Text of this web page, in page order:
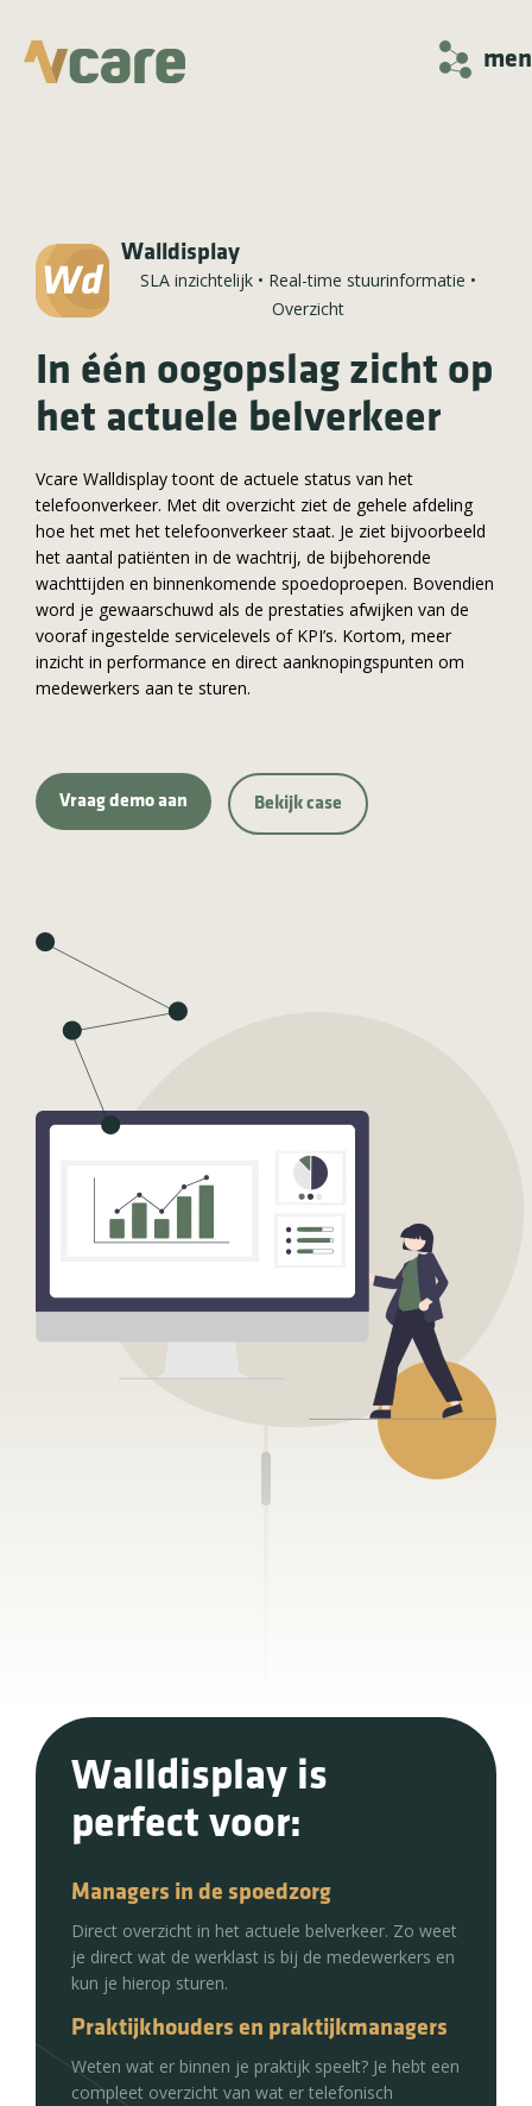
Walldisplay
SLA inzichtelijk • Real-time stuurinformatie •
Overzicht
In één oogopslag zicht op
het actuele belverkeer
Vcare Walldisplay toont de actuele status van het
telefoonverkeer. Met dit overzicht ziet de gehele afdeling
hoe het met het telefoonverkeer staat. Je ziet bijvoorbeeld
het aantal patiënten in de wachtrij, de bijbehorende
wachttijden en binnenkomende spoedoproepen. Bovendien
word je gewaarschuwd als de prestaties afwijken van de
vooraf ingestelde servicelevels of KPI’s. Kortom, meer
inzicht in performance en direct aanknopingspunten om
medewerkers aan te sturen.
Vraag demo aan Bekijk case
Walldisplay is
perfect voor:
Managers in de spoedzorg
Direct overzicht in het actuele belverkeer. Zo weet
je direct wat de werklast is bij de medewerkers en
kun je hierop sturen.
Praktijkhouders en praktijkmanagers
Weten wat er binnen je praktijk speelt? Je hebt een
compleet overzicht van wat er telefonisch